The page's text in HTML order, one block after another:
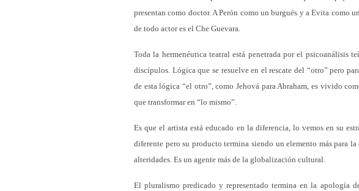
presentan como doctor. A Perón como un burgués y a Evita como
de todo actor es el Che Guevara.
Toda la hermenéutica teatral está penetrada por el psicoanálisis
discípulos. Lógica que se resuelve en el rescate del “otro” pero
de esta lógica “el otro”, como Jehová para Abraham, es vivido
que transformar en “lo mismo”.
Es que el artista está educado en la diferencia, lo vemos en su
diferente pero su producto termina siendo un elemento más para
alteridades. Es un agente más de la globalización cultural.
El pluralismo predicado y representado termina en la apología